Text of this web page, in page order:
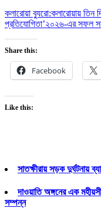
কলারোয়া ব্যুরো:কলারোয়ায় তিন
প্রতিযোগিতা’২০২৬-এর সফল
Share this:
Facebook
Like this:
সাতক্ষীরায় সড়ক দুর্ঘটনায়
দাওয়াতি অঙ্গনের এক
সম্পন্ন